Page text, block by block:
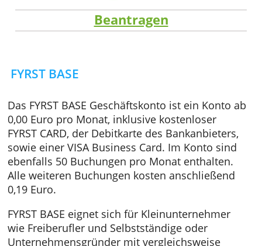
FYRST BASE
Das FYRST BASE Geschäftskonto ist ein
0,00 Euro pro Monat, inklusive kostenloser
FYRST CARD, der Debitkarte des
sowie einer VISA Business Card. Im Konto
Alle weiteren Buchungen kosten
0,19 Euro.